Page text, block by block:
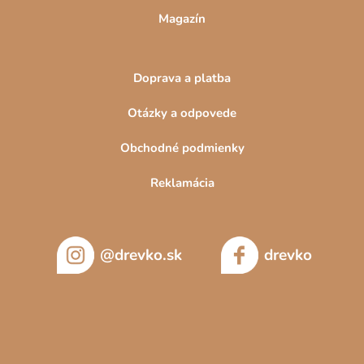
Magazín
Doprava a platba
Otázky a odpovede
Obchodné podmienky
Reklamácia
@drevko.sk drevko